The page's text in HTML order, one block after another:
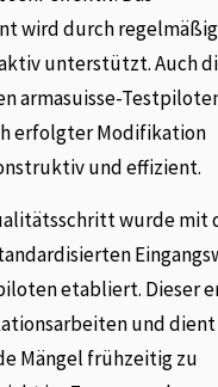
wird durch
unterstützt. Auch
armasuisse-
erfolgter Modifikation
und effizient.
wurde mit
etabliert. Dieser
und
Mängel frühzeitig zu